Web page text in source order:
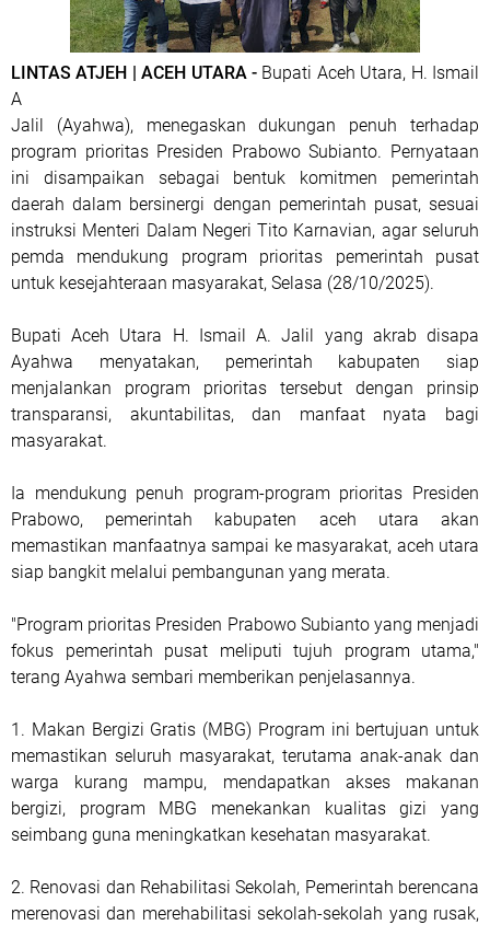
LINTAS ATJEH | ACEH UTARA - Bupati Aceh Utara, H. Ismail
A
Jalil (Ayahwa), menegaskan dukungan penuh terhadap
program prioritas Presiden Prabowo Subianto. Pernyataan
ini disampaikan sebagai bentuk komitmen pemerintah
daerah dalam bersinergi dengan pemerintah pusat, sesuai
instruksi Menteri Dalam Negeri Tito Karnavian, agar seluruh
pemda mendukung program prioritas pemerintah pusat
untuk kesejahteraan masyarakat, Selasa (28/10/2025).
Bupati Aceh Utara H. Ismail A. Jalil yang akrab disapa
Ayahwa menyatakan, pemerintah kabupaten siap
menjalankan program prioritas tersebut dengan prinsip
transparansi, akuntabilitas, dan manfaat nyata bagi
masyarakat.
Ia mendukung penuh program-program prioritas Presiden
Prabowo, pemerintah kabupaten aceh utara akan
memastikan manfaatnya sampai ke masyarakat, aceh utara
siap bangkit melalui pembangunan yang merata.
"Program prioritas Presiden Prabowo Subianto yang menjadi
fokus pemerintah pusat meliputi tujuh program utama,"
terang Ayahwa sembari memberikan penjelasannya.
1. Makan Bergizi Gratis (MBG) Program ini bertujuan untuk
memastikan seluruh masyarakat, terutama anak-anak dan
warga kurang mampu, mendapatkan akses makanan
bergizi, program MBG menekankan kualitas gizi yang
seimbang guna meningkatkan kesehatan masyarakat.
2. Renovasi dan Rehabilitasi Sekolah, Pemerintah berencana
merenovasi dan merehabilitasi sekolah-sekolah yang rusak,